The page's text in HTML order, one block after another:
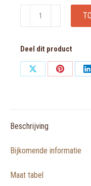
MARINGA
Lush
voorgevormde
bikini
koop
setje)
Deel dit product
Share
Share
Beschrijving
Bijkomende informatie
Maat tabel